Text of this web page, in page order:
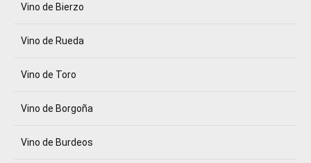
Vino de Bierzo
Vino de Rueda
Vino de Toro
Vino de Borgoña
Vino de Burdeos